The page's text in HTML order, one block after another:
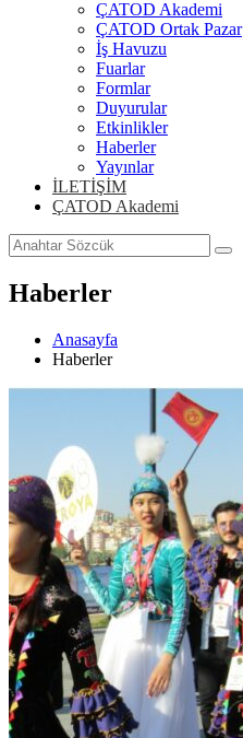
ÇATOD Akademi
ÇATOD Ortak Pazar
İş Havuzu
Fuarlar
Formlar
Duyurular
Etkinlikler
Haberler
Yayınlar
İLETİŞİM
ÇATOD Akademi
Haberler
Anasayfa
Haberler